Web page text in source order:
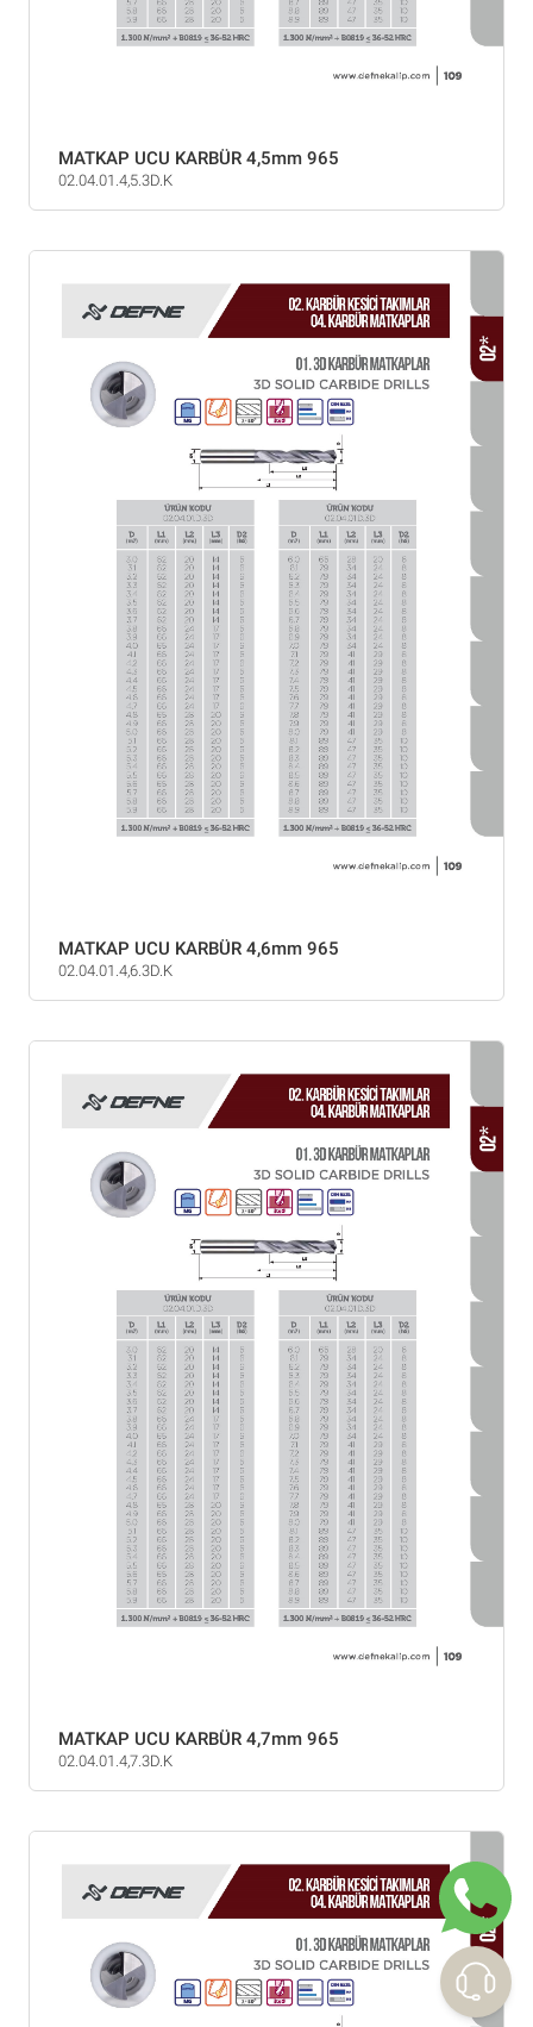
MATKAP UCU KARBÜR 4,5mm 965
02.04.01.4,5.3D.K
MATKAP UCU KARBÜR 4,6mm 965
02.04.01.4,6.3D.K
MATKAP UCU KARBÜR 4,7mm 965
02.04.01.4,7.3D.K